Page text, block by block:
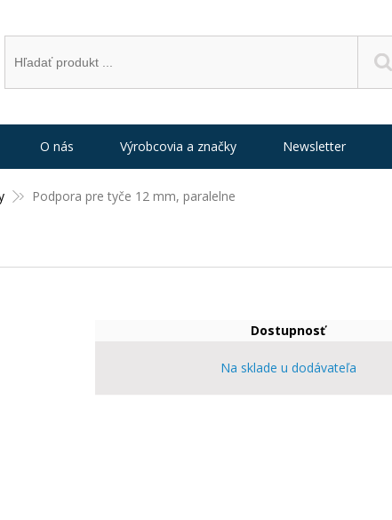
Podpora pre tyče 12 mm, paralelne
Dostupnosť
Na sklade u dodávateľa
O nás Výrobcovia a značky Newsletter